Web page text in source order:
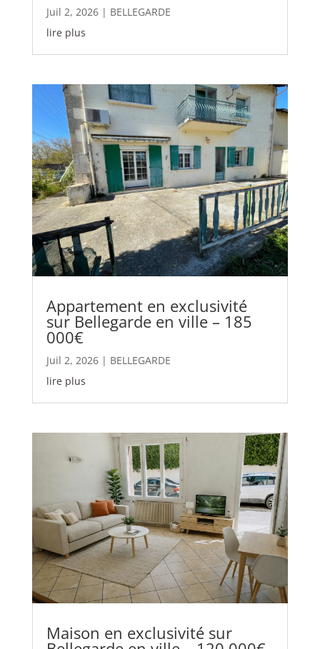
Juil 2, 2026| BELLEGARDE
lire plus
Appartement en exclusivité
sur Bellegarde en ville – 185
000€
Juil 2, 2026| BELLEGARDE
lire plus
Maison en exclusivité sur